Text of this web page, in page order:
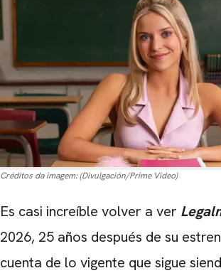
Créditos da imagem:(Divulgación/Prime Video)
Es casi increíble volver a ver
2026, 25 años después de su
cuenta de lo vigente que sigue